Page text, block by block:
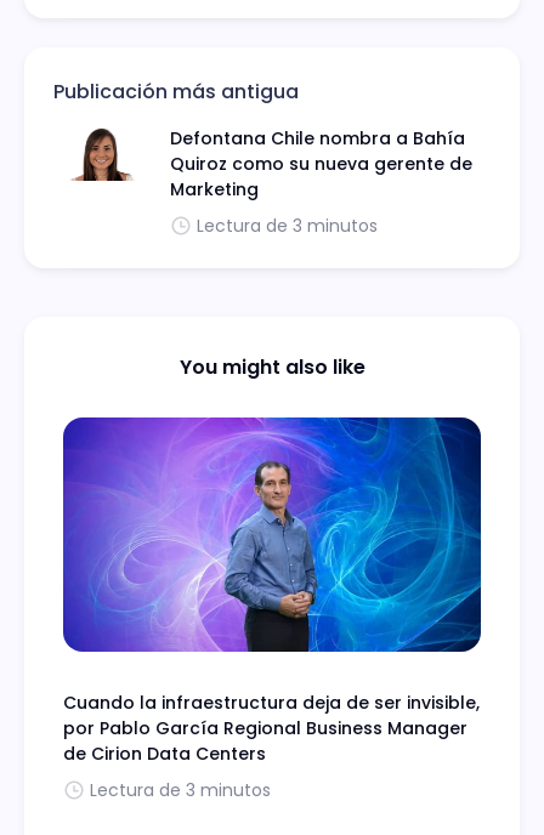
Publicación más antigua
Defontana Chile nombra a Bahía
Quiroz como su nueva gerente de
Marketing
Lectura de 3 minutos
You might also like
Cuando la infraestructura deja de ser invisible,
por Pablo García Regional Business Manager
de Cirion Data Centers
Lectura de 3 minutos